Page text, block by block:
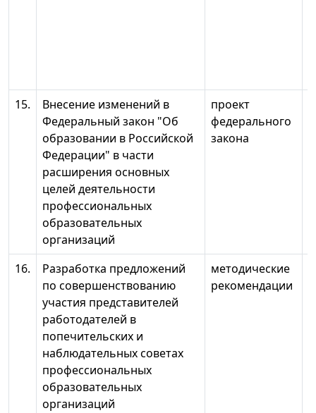
15.
Внесение изменений в
Федеральный закон "Об
образовании в Российской
Федерации" в части
расширения основных
целей деятельности
профессиональных
образовательных
организаций
проект
федерального
закона
16.
Разработка предложений
по совершенствованию
участия представителей
работодателей в
попечительских и
наблюдательных советах
профессиональных
образовательных
организаций
методические
рекомендации